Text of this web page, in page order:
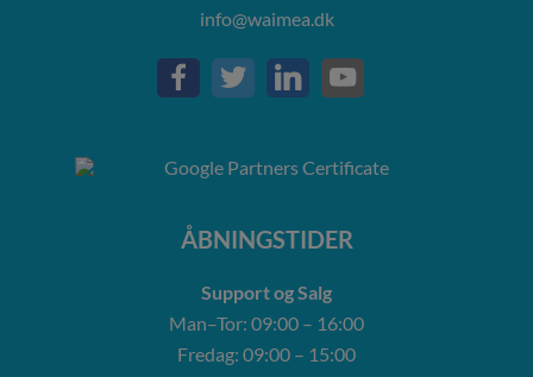
info@waimea.dk
ÅBNINGSTIDER
Support og Salg
Man–Tor: 09:00 – 16:00
Fredag: 09:00 – 15:00